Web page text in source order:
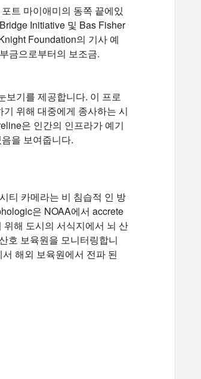
트 마이애미의 동쪽 끝에있
Initiative 및 Bas Fisher
Foundation의 기사 예
금으로부터의 보조금.
보기를 제공합니다. 이 프로
위해 대중에게 종사하는 시
은 인간의 인프라가 예기
을 보여줍니다.
티 카메라는 비 침습적 인 방
은 NOAA에서 accrete
해 도시의 서식지에서 뇌 산
호 보육원을 모니터링합니
해외 보육원에서 전파 된